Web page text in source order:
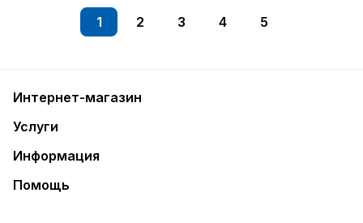
1 2 3 4 5
Интернет-магазин
Услуги
Информация
Помощь